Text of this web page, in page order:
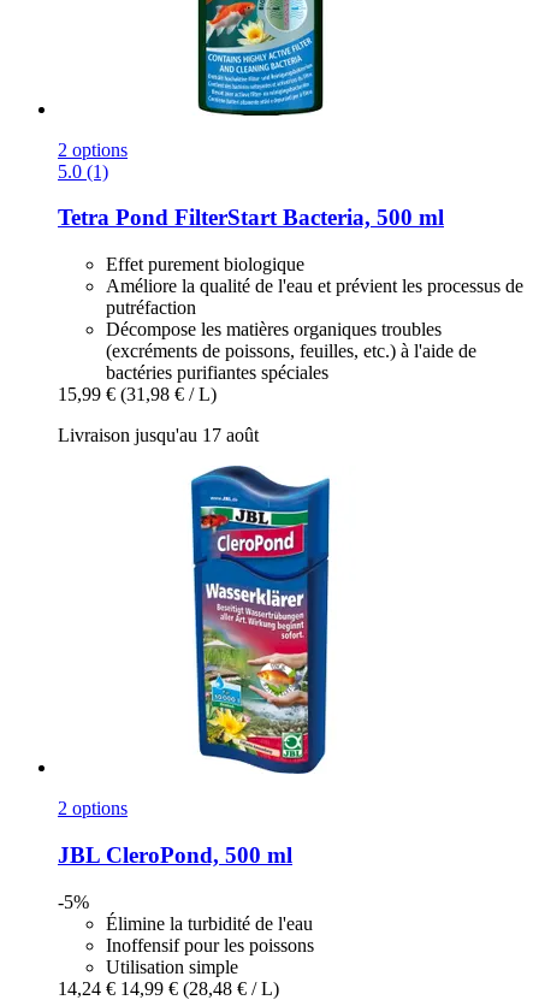
2 options
5.0 (1)
Tetra Pond FilterStart Bacteria, 500 ml
Effet purement biologique
Améliore la qualité de l'eau et prévient les processus de
putréfaction
Décompose les matières organiques troubles
(excréments de poissons, feuilles, etc.) à l'aide de
bactéries purifiantes spéciales
15,99 € (31,98 € / L)
Livraison jusqu'au 17 août
2 options
JBL CleroPond, 500 ml
-5%
Élimine la turbidité de l'eau
Inoffensif pour les poissons
Utilisation simple
14,24 € 14,99 € (28,48 € / L)